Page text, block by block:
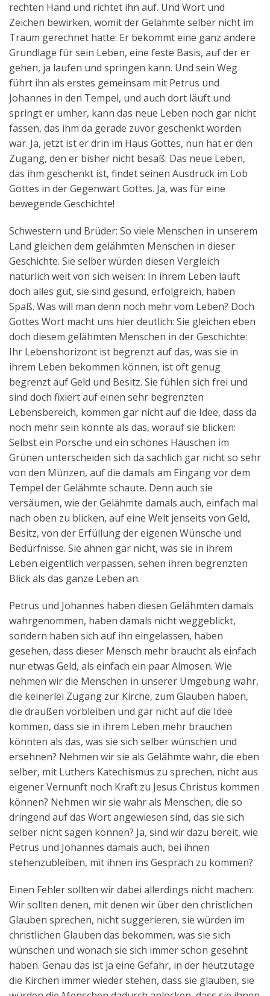
rechten Hand und richtet ihn auf. Und Wort und
Zeichen bewirken, womit der Gelähmte selber nicht im
Traum gerechnet hatte: Er bekommt eine ganz andere
Grundlage für sein Leben, eine feste Basis, auf der er
gehen, ja laufen und springen kann. Und sein Weg
führt ihn als erstes gemeinsam mit Petrus und
Johannes in den Tempel, und auch dort läuft und
springt er umher, kann das neue Leben noch gar nicht
fassen, das ihm da gerade zuvor geschenkt worden
war. Ja, jetzt ist er drin im Haus Gottes, nun hat er den
Zugang, den er bisher nicht besaß: Das neue Leben,
das ihm geschenkt ist, findet seinen Ausdruck im Lob
Gottes in der Gegenwart Gottes. Ja, was für eine
bewegende Geschichte!
Schwestern und Brüder: So viele Menschen in unserem
Land gleichen dem gelähmten Menschen in dieser
Geschichte. Sie selber würden diesen Vergleich
natürlich weit von sich weisen: In ihrem Leben läuft
doch alles gut, sie sind gesund, erfolgreich, haben
Spaß. Was will man denn noch mehr vom Leben? Doch
Gottes Wort macht uns hier deutlich: Sie gleichen eben
doch diesem gelähmten Menschen in der Geschichte:
Ihr Lebenshorizont ist begrenzt auf das, was sie in
ihrem Leben bekommen können, ist oft genug
begrenzt auf Geld und Besitz. Sie fühlen sich frei und
sind doch fixiert auf einen sehr begrenzten
Lebensbereich, kommen gar nicht auf die Idee, dass da
noch mehr sein könnte als das, worauf sie blicken:
Selbst ein Porsche und ein schönes Häuschen im
Grünen unterscheiden sich da sachlich gar nicht so sehr
von den Münzen, auf die damals am Eingang vor dem
Tempel der Gelähmte schaute. Denn auch sie
versäumen, wie der Gelähmte damals auch, einfach mal
nach oben zu blicken, auf eine Welt jenseits von Geld,
Besitz, von der Erfüllung der eigenen Wünsche und
Bedürfnisse. Sie ahnen gar nicht, was sie in ihrem
Leben eigentlich verpassen, sehen ihren begrenzten
Blick als das ganze Leben an.
Petrus und Johannes haben diesen Gelähmten damals
wahrgenommen, haben damals nicht weggeblickt,
sondern haben sich auf ihn eingelassen, haben
gesehen, dass dieser Mensch mehr braucht als einfach
nur etwas Geld, als einfach ein paar Almosen. Wie
nehmen wir die Menschen in unserer Umgebung wahr,
die keinerlei Zugang zur Kirche, zum Glauben haben,
die draußen vorbleiben und gar nicht auf die Idee
kommen, dass sie in ihrem Leben mehr brauchen
könnten als das, was sie sich selber wünschen und
ersehnen? Nehmen wir sie als Gelähmte wahr, die eben
selber, mit Luthers Katechismus zu sprechen, nicht aus
eigener Vernunft noch Kraft zu Jesus Christus kommen
können? Nehmen wir sie wahr als Menschen, die so
dringend auf das Wort angewiesen sind, das sie sich
selber nicht sagen können? Ja, sind wir dazu bereit, wie
Petrus und Johannes damals auch, bei ihnen
stehenzubleiben, mit ihnen ins Gespräch zu kommen?
Einen Fehler sollten wir dabei allerdings nicht machen:
Wir sollten denen, mit denen wir über den christlichen
Glauben sprechen, nicht suggerieren, sie würden im
christlichen Glauben das bekommen, was sie sich
wünschen und wonach sie sich immer schon gesehnt
haben. Genau das ist ja eine Gefahr, in der heutzutage
die Kirchen immer wieder stehen, dass sie glauben, sie